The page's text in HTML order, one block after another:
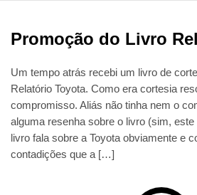
Promoção do Livro
Um tempo atrás recebi um livro de
Relatório Toyota. Como era cortesia
compromisso. Aliás não tinha nem o
alguma resenha sobre o livro (sim,
livro fala sobre a Toyota obviamente e
contadições que a […]